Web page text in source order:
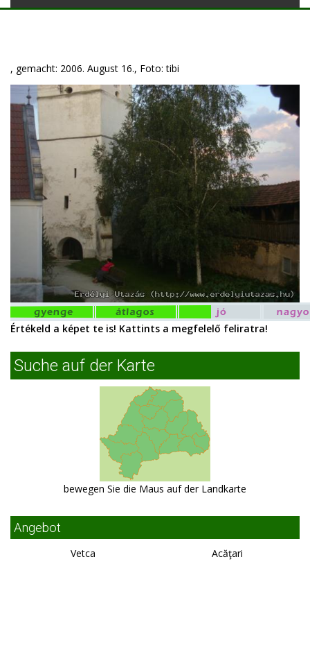
, gemacht: 2006. August 16., Foto: tibi
Értékeld a képet te is! Kattints a megfelelő feliratra!
Suche auf der Karte
bewegen Sie die Maus auf der Landkarte
Angebot
Vetca Acăţari